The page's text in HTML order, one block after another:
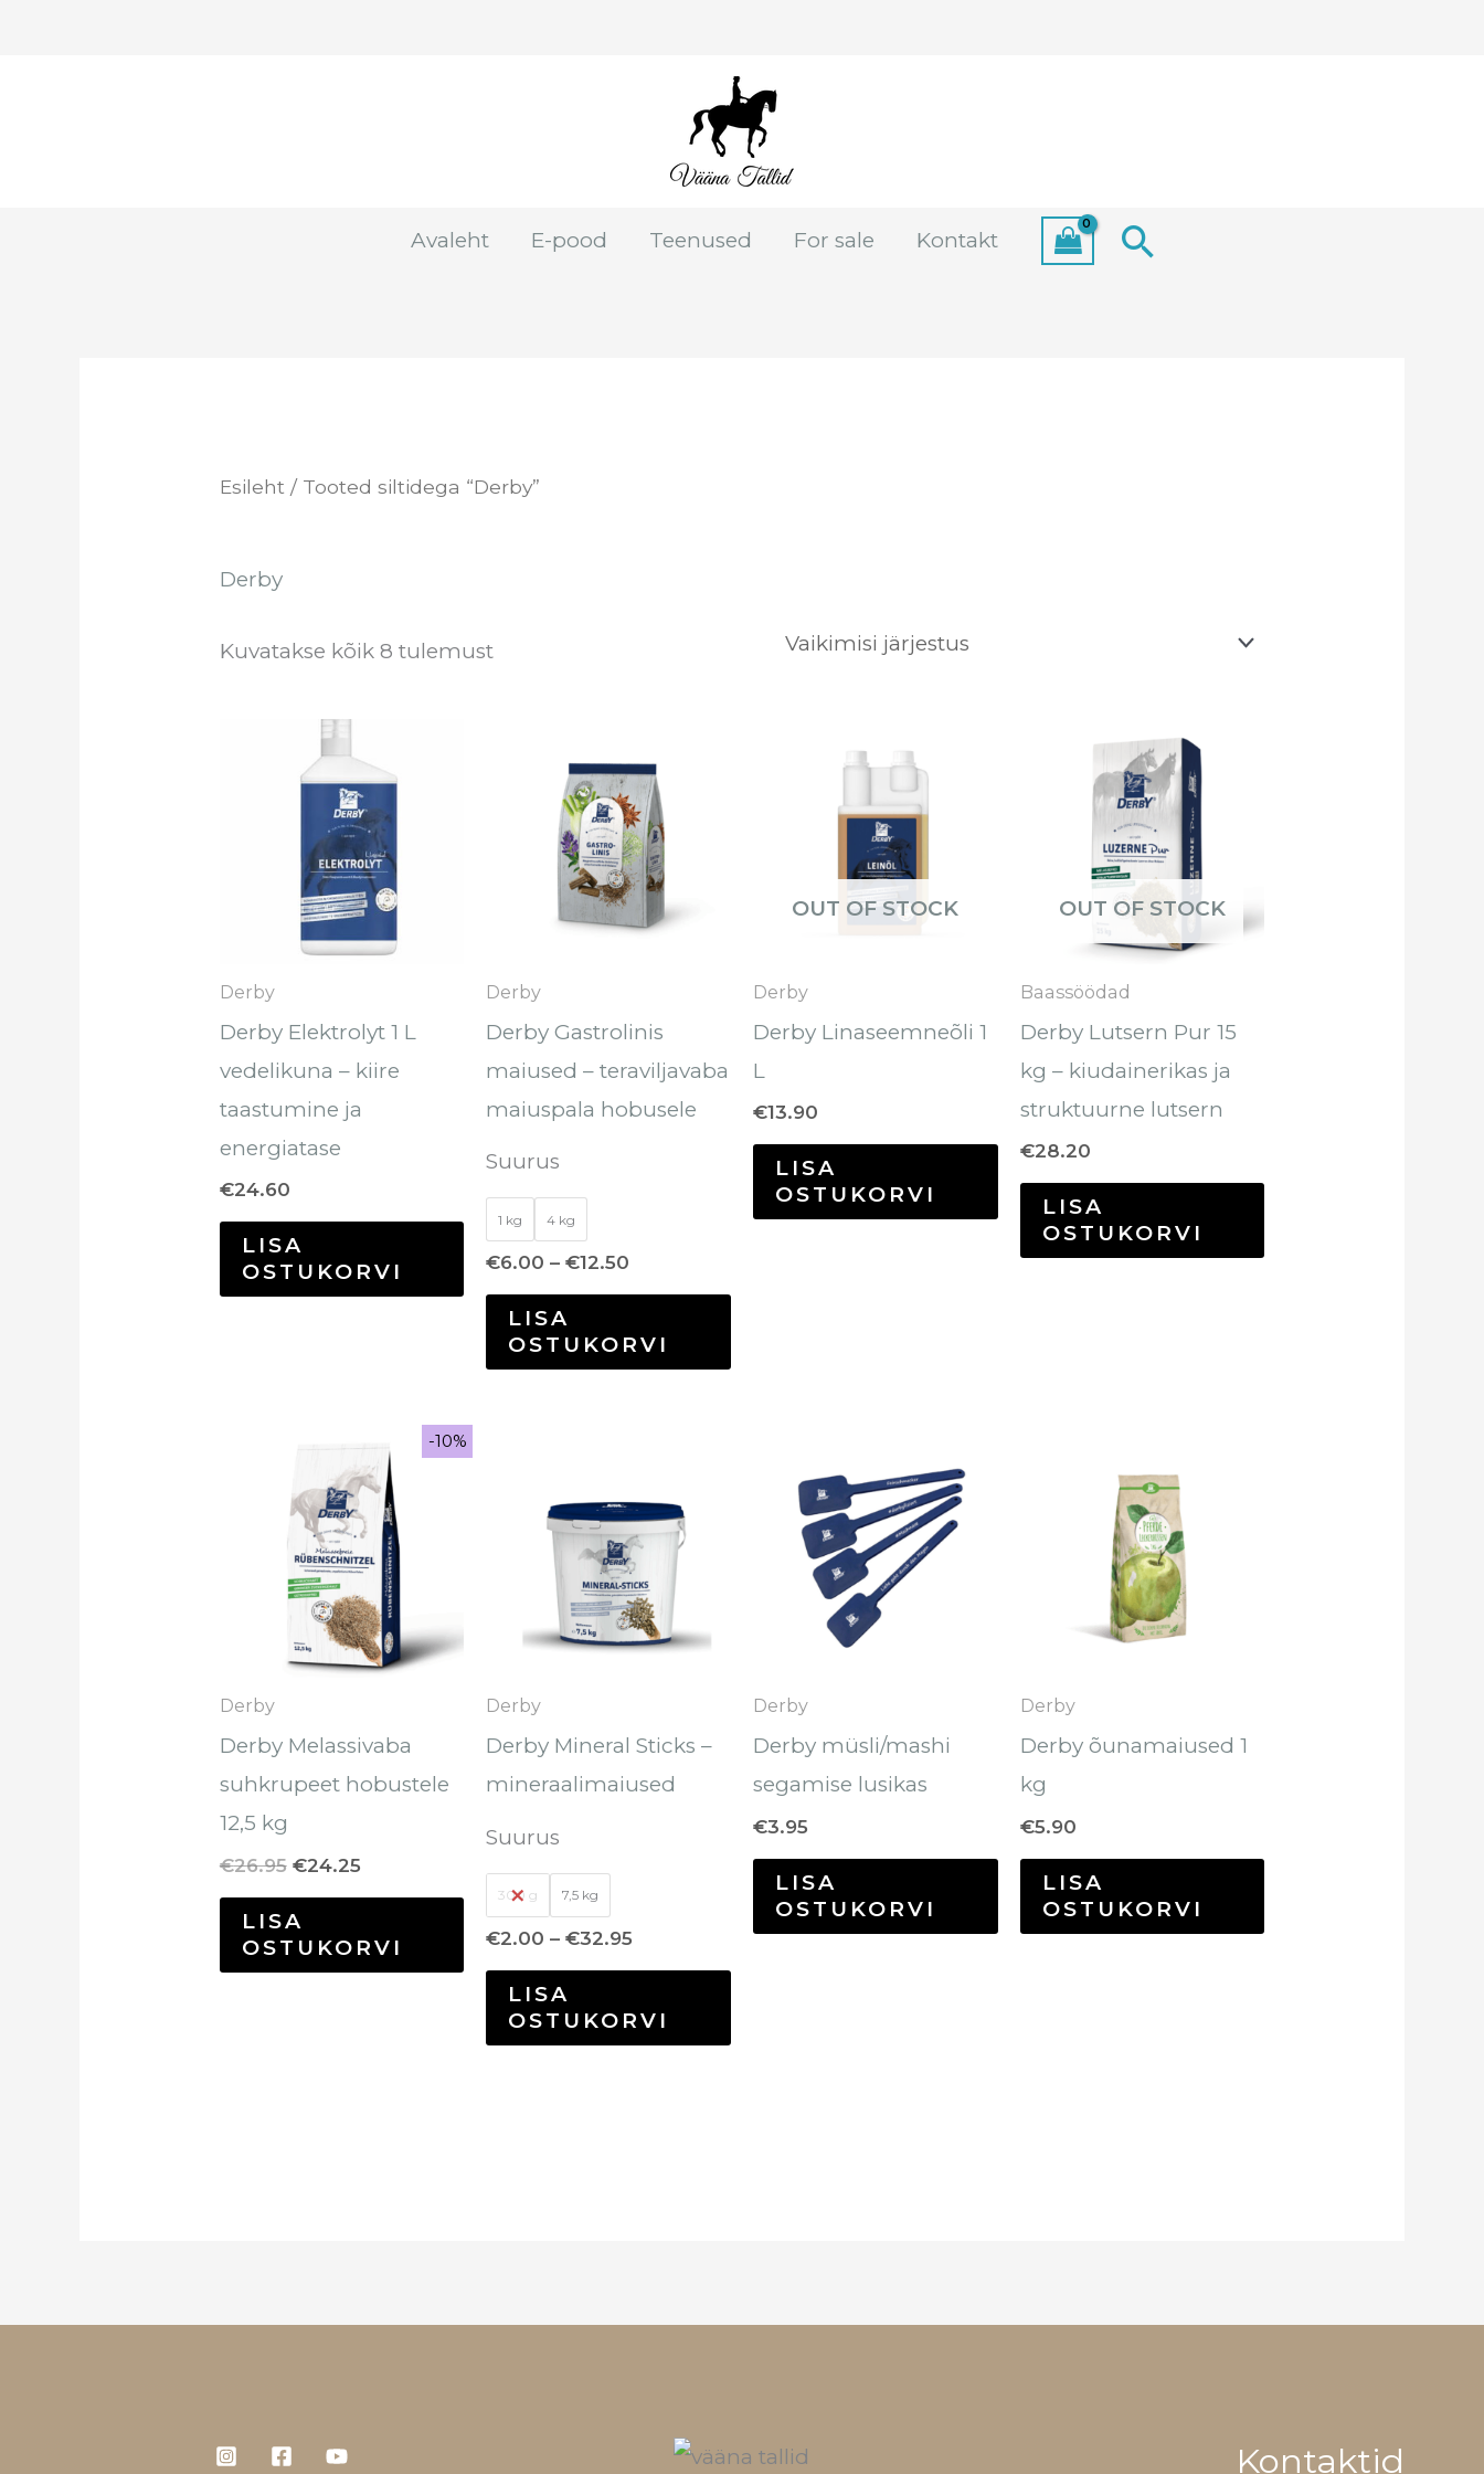
Avaleht E-pood Teenused For sale Kontakt Search
Esileht / Tooted siltidega “Derby”
Derby
Kuvatakse kõik 8 tulemust
Derby
Derby Elektrolyt 1 L
vedelikuna – kiire
taastumine ja
energiatase
€24.60
LISA
OSTUKORVI
Derby
Derby Gastrolinis
maiused – teraviljavaba
maiuspala hobusele
Suurus
1 kg 4 kg
€6.00 – €12.50
kuni
€12.50
LISA
OSTUKORVI
tootelehel.
OUT OF STOCK
Derby
Derby Linaseemneõli 1
L
€13.90
LISA
OSTUKORVI
OUT OF STOCK
Baassöödad
Derby Lutsern Pur 15
kg – kiudainerikas ja
struktuurne lutsern
€28.20
LISA
OSTUKORVI
Sale!
-10%
-10%
Derby
Derby Melassivaba
suhkrupeet hobustele
12,5 kg
€26.95
Algne
oli:
€26.95.
€24.25
Praegune
hind
on:
€24.25.
LISA
OSTUKORVI
Derby
Derby Mineral Sticks –
mineraalimaiused
Suurus
300 g 7,5 kg
€2.00 – €32.95
€32.95
LISA
OSTUKORVI
tootelehel.
Derby
Derby müsli/mashi
segamise lusikas
€3.95
LISA
OSTUKORVI
Derby
Derby õunamaiused 1
kg
€5.90
LISA
OSTUKORVI
Kontaktid